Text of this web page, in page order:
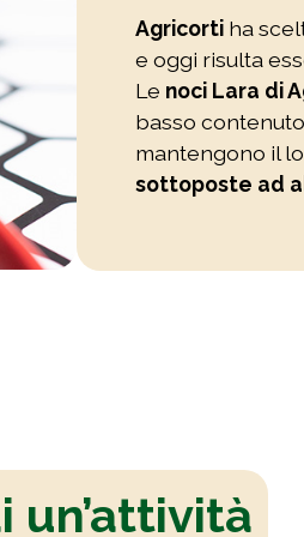
Agricortiha
e oggi risulta
Le noci Lara di
basso
mantengono il
sottoposte ad
un’attività